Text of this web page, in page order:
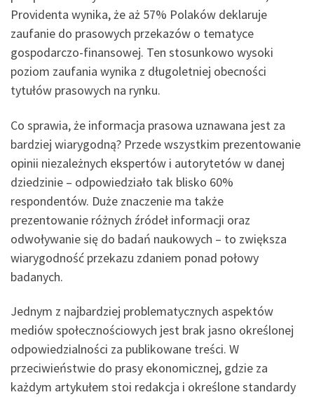
Providenta wynika, że aż 57% Polaków deklaruje
zaufanie do prasowych przekazów o tematyce
gospodarczo-finansowej. Ten stosunkowo wysoki
poziom zaufania wynika z długoletniej obecności
tytułów prasowych na rynku.
Co sprawia, że informacja prasowa uznawana jest za
bardziej wiarygodną? Przede wszystkim prezentowanie
opinii niezależnych ekspertów i autorytetów w danej
dziedzinie – odpowiedziało tak blisko 60%
respondentów. Duże znaczenie ma także
prezentowanie różnych źródeł informacji oraz
odwoływanie się do badań naukowych – to zwiększa
wiarygodność przekazu zdaniem ponad połowy
badanych.
Jednym z najbardziej problematycznych aspektów
mediów społecznościowych jest brak jasno określonej
odpowiedzialności za publikowane treści. W
przeciwieństwie do prasy ekonomicznej, gdzie za
każdym artykułem stoi redakcja i określone standardy